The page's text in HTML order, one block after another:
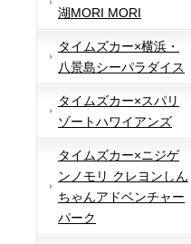
湖MORI MORI
タイムズカー×横浜・
八景島シーパラダイス
タイムズカー×スパリ
ゾートハワイアンズ
タイムズカー×ニジゲ
ンノモリ クレヨンしん
ちゃんアドベンチャー
パーク